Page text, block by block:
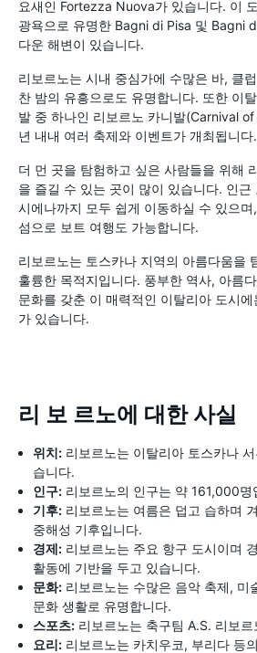
요새인 Fortezza Nuova가 있습니다. 이
광욕으로 유명한 Bagni di Pisa 및 Bagni
다운 해변이 있습니다.
리보르노는 시내 중심가에 수많은 바, 클
찬 밤의 유흥으로도 유명합니다. 또한 이
발 중 하나인 리보르노 카니발(Carnival
년 내내 여러 축제와 이벤트가 개최됩니다.
더 먼 곳을 탐험하고 싶은 사람들을 위해
을 즐길 수 있는 곳이 많이 있습니다. 인근
시에나까지 모두 쉽게 이동하실 수 있으
섬으로 보트 여행도 가능합니다.
리보르노는 토스카나 지역의 아름다움을
훌륭한 목적지입니다. 풍부한 역사, 아름
문화를 갖춘 이 매력적인 이탈리아 도시
가 있습니다.
리 보 르노에 대한 사실
위치: 리보르노는 이탈리아 토스카나
습니다.
인구: 리보르노의 인구는 약 161,000명
기후: 리보르노는 여름은 덥고 습하며
중해성 기후입니다.
경제: 리보르노는 주요 항구 도시이며
활동에 기반을 두고 있습니다.
문화: 리보르노는 수많은 음악 축제, 미
문화 생활로 유명합니다.
스포츠: 리보르노는 축구팀 A.S. 리보르
요리: 리보르노는 카치우코, 부리다 등